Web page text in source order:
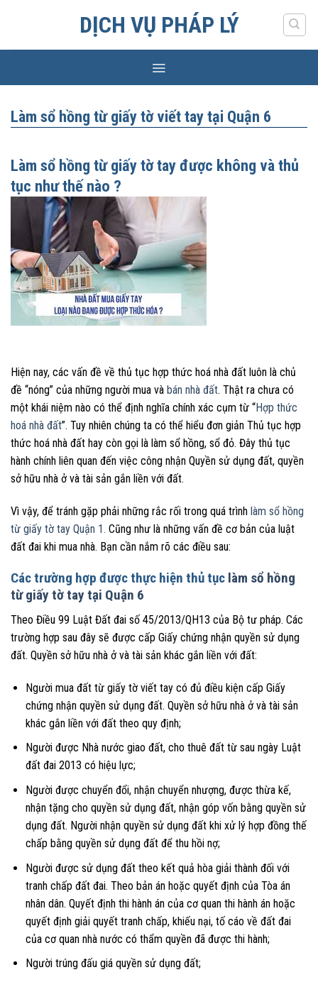
DỊCH VỤ PHÁP LÝ
Làm sổ hồng từ giấy tờ viết tay tại Quận 6
Làm sổ hồng từ giấy tờ tay được không và thủ
tục như thế nào ?
Hiện nay, các vấn đề về thủ tục hợp thức hoá nhà đất luôn là chủ
đề “nóng” của những người mua và bán nhà đất. Thật ra chưa có
một khái niệm nào có thể định nghĩa chính xác cụm từ “Hợp thức
hoá nhà đất”. Tuy nhiên chúng ta có thể hiểu đơn giản Thủ tục hợp
thức hoá nhà đất hay còn gọi là làm sổ hồng, sổ đỏ. Đây thủ tục
hành chính liên quan đến việc công nhận Quyền sử dụng đất, quyền
sở hữu nhà ở và tài sản gắn liền với đất.
Vì vậy, để tránh gặp phải những rắc rối trong quá trình làm sổ hồng
từ giấy tờ tay Quận 1. Cũng như là những vấn đề cơ bản của luật
đất đai khi mua nhà. Bạn cần nắm rõ các điều sau:
Các trường hợp được thực hiện thủ tục làm sổ hồng
từ giấy tờ tay tại Quận 6
Theo Điều 99 Luật Đất đai số 45/2013/QH13 của Bộ tư pháp. Các
trường hợp sau đây sẽ được cấp Giấy chứng nhận quyền sử dụng
đất. Quyền sở hữu nhà ở và tài sản khác gắn liền với đất:
Người mua đất từ giấy tờ viết tay có đủ điều kiện cấp Giấy
chứng nhận quyền sử dụng đất. Quyền sở hữu nhà ở và tài sản
khác gắn liền với đất theo quy định;
Người được Nhà nước giao đất, cho thuê đất từ sau ngày Luật
đất đai 2013 có hiệu lực;
Người được chuyển đổi, nhận chuyển nhượng, được thừa kế,
nhận tặng cho quyền sử dụng đất, nhận góp vốn bằng quyền sử
dụng đất. Người nhận quyền sử dụng đất khi xử lý hợp đồng thế
chấp bằng quyền sử dụng đất để thu hồi nợ;
Người được sử dụng đất theo kết quả hòa giải thành đối với
tranh chấp đất đai. Theo bản án hoặc quyết định của Tòa án
nhân dân. Quyết định thi hành án của cơ quan thi hành án hoặc
quyết định giải quyết tranh chấp, khiếu nại, tố cáo về đất đai
của cơ quan nhà nước có thẩm quyền đã được thi hành;
Người trúng đấu giá quyền sử dụng đất;